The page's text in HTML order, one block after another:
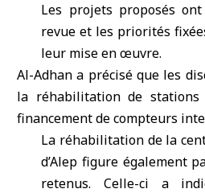
Les projets proposés
revue et les priorités
leur mise en œuvre.
Al-Adhan a précisé que les
la réhabilitation de stations
financement de compteurs
La réhabilitation de la
d’Alep figure également
retenus. Celle-ci a